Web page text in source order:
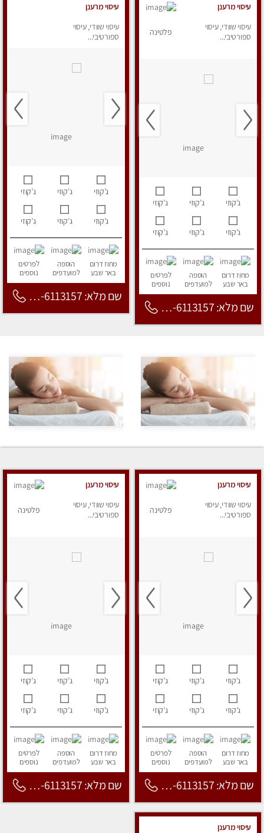
עיסוי מרענן
עיסוי שוודי, עיסוי
ספורטיבי...
פלטינה
ג’קוזי ג’קוזי ג’קוזי
ג’קוזי ג’קוזי ג’קוזי
מחוז דרום
באר שבע
הוספה
למועדפים
לפרטים
נוספים
שם מלא: 053-6113157
עיסוי מרענן
עיסוי שוודי, עיסוי
ספורטיבי...
ג’קוזי ג’קוזי ג’קוזי
ג’קוזי ג’קוזי ג’קוזי
מחוז דרום
באר שבע
הוספה
למועדפים
לפרטים
נוספים
שם מלא: 053-6113157
עיסוי מרענן
עיסוי שוודי, עיסוי
ספורטיבי...
פלטינה
ג’קוזי ג’קוזי ג’קוזי
ג’קוזי ג’קוזי ג’קוזי
מחוז דרום
באר שבע
הוספה
למועדפים
לפרטים
נוספים
שם מלא: 053-6113157
עיסוי מרענן
עיסוי שוודי, עיסוי
ספורטיבי...
פלטינה
ג’קוזי ג’קוזי ג’קוזי
ג’קוזי ג’קוזי ג’קוזי
מחוז דרום
באר שבע
הוספה
למועדפים
לפרטים
נוספים
שם מלא: 053-6113157
עיסוי מרענן